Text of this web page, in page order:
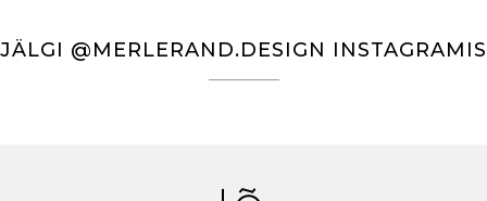
JÄLGI @MERLERAND.DESIGN INSTAGRAMIS